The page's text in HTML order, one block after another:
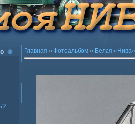
Главная » Фотоальбом » Белая «Нива»